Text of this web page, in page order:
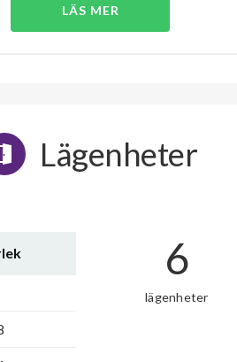
LÄS MER
Lägenheter
6
lägenheter